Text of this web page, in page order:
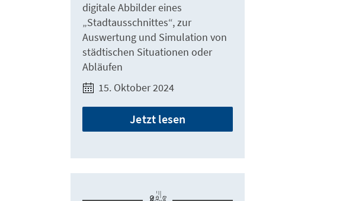
digitale Abbilder eines
„Stadtausschnittes“, zur
Auswertung und Simulation von
städtischen Situationen oder
Abläufen
15. Oktober 2024
Jetzt lesen